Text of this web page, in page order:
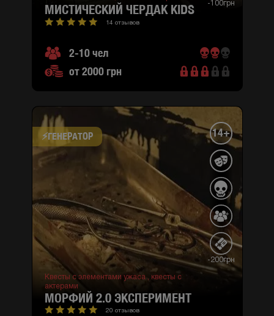
-100грн
МИСТИЧЕСКИЙ ЧЕРДАК KIDS
14 отзывов
2-10 чел
от 2000 грн
⚡​ГЕНЕРАТОР 14+
-200грн
Квесты с элементами ужаса ,
квесты с
актерами
МОРФИЙ 2.0 ЭКСПЕРИМЕНТ
20 отзывов